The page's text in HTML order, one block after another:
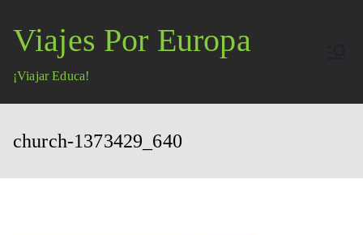
contenido
Viajes Por Europa
¡Viajar Educa!
church-1373429_640